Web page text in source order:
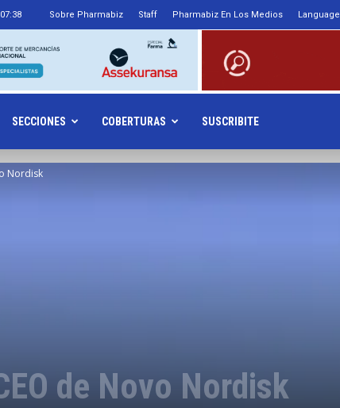
Sobre Pharmabiz Staff Pharmabiz En Los Medios Language
Pharmabiz.NET
SECCIONES COBERTURAS SUSCRIBITE
Nordisk
de Novo Nordisk